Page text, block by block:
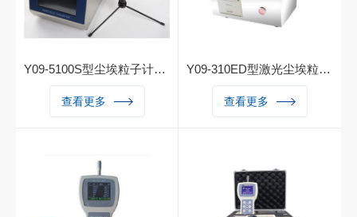
Y09-5100S型尘埃粒子计数器（审计追踪）
Y09-5100S型激光尘埃粒子计
数器(100L/min)用于测量洁净
度等级为A级区、B级区的洁
净环境。Y09-5100S型激光尘
埃粒子计数器采用了半导体激
查看更多
Y09-310ED型激光尘埃粒子计数器
Y09-310ED型激光尘埃粒子
计数器新款尘埃粒子计数器。
液晶触摸屏，超大的视觉界面
使得操作更为简便直观。外形
设计大气简洁，体积小，重量
查看更多